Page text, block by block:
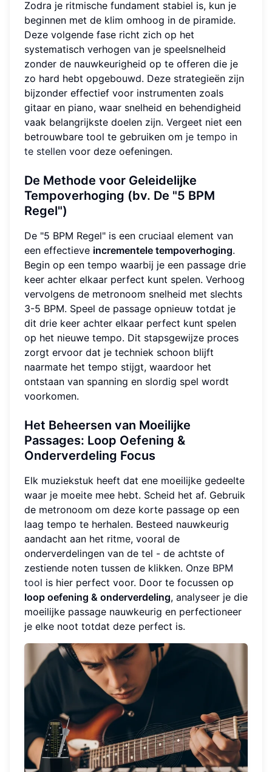
Zodra je ritmische fundament stabiel is, kun je
beginnen met de klim omhoog in de piramide.
Deze volgende fase richt zich op het
systematisch verhogen van je speelsnelheid
zonder de nauwkeurigheid op te offeren die je
zo hard hebt opgebouwd. Deze strategieën zijn
bijzonder effectief voor instrumenten zoals
gitaar en piano, waar snelheid en behendigheid
vaak belangrijkste doelen zijn. Vergeet niet een
betrouwbare tool te gebruiken om je tempo in
te stellen voor deze oefeningen.
De Methode voor Geleidelijke
Tempoverhoging (bv. De "5 BPM
Regel")
De "5 BPM Regel" is een cruciaal element van
een effectieve incrementele tempoverhoging.
Begin op een tempo waarbij je een passage drie
keer achter elkaar perfect kunt spelen. Verhoog
vervolgens de metronoom snelheid met slechts
3-5 BPM. Speel de passage opnieuw totdat je
dit drie keer achter elkaar perfect kunt spelen
op het nieuwe tempo. Dit stapsgewijze proces
zorgt ervoor dat je techniek schoon blijft
naarmate het tempo stijgt, waardoor het
ontstaan van spanning en slordig spel wordt
voorkomen.
Het Beheersen van Moeilijke
Passages: Loop Oefening &
Onderverdeling Focus
Elk muziekstuk heeft dat ene moeilijke gedeelte
waar je moeite mee hebt. Scheid het af. Gebruik
de metronoom om deze korte passage op een
laag tempo te herhalen. Besteed nauwkeurig
aandacht aan het ritme, vooral de
onderverdelingen van de tel - de achtste of
zestiende noten tussen de klikken. Onze BPM
tool is hier perfect voor. Door te focussen op
loop oefening & onderverdeling, analyseer je die
moeilijke passage nauwkeurig en perfectioneer
je elke noot totdat deze perfect is.